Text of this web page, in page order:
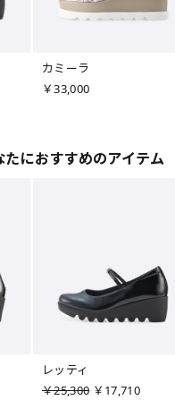
カミーラ
￥33,000
たにおすすめのアイテム
レッティ
￥25,300 ￥17,710